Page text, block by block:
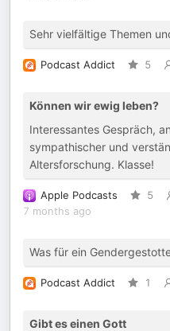
Sehr vielfältige Themen
Podcast Addict 5
Können wir ewig leben?
Interessantes Gespräch,
sympathischer und
Altersforschung. Klasse!
Apple Podcasts 5
7 months ago
Was für ein
Podcast Addict 1
Gibt es einen Gott